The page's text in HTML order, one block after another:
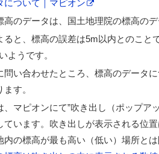
について｜マピオン
高のデータは、国土地理院の標高のデ
ると、標高の誤差は5m以内とのこと
ようです。
問い合わせたところ、標高のデータ
す。
、マピオンにて”吹き出し（ポップア
ています。吹き出しが表示される位
内の標高が最も高い（低い）場所とは